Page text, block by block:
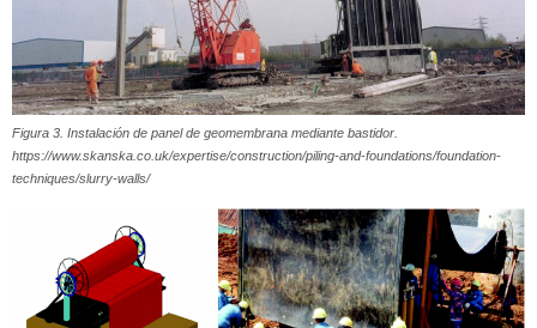
Figura 3. Instalación de panel de geomembrana mediante bastidor.
https://www.skanska.co.uk/expertise/construction/piling-and-foundations/foundation-
techniques/slurry-walls/